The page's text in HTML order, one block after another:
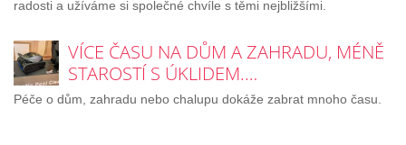
radosti a užíváme si společné chvíle s těmi nejbližšími.
VÍCE ČASU NA DŮM A ZAHRADU, MÉNĚ
STAROSTÍ S ÚKLIDEM.…
Péče o dům, zahradu nebo chalupu dokáže zabrat mnoho času.